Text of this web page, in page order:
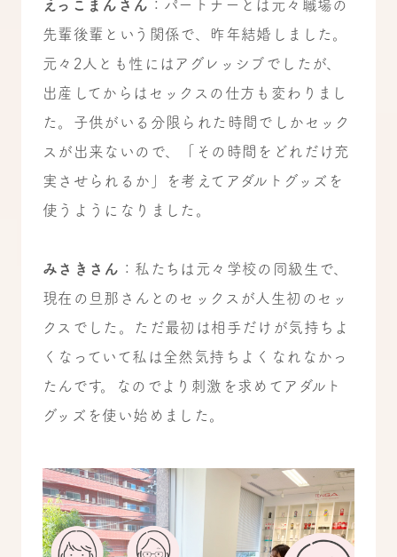
えっこまんさん ：パートナーとは元々職場の
先輩後輩という関係で、昨年結婚しました。
元々2人とも性にはアグレッシブでしたが、
出産してからはセックスの仕方も変わりまし
た。子供がいる分限られた時間でしかセック
スが出来ないので、「その時間をどれだけ充
実させられるか」を考えてアダルトグッズを
使うようになりました。
みさきさん ：私たち は元々学校の同級生で、
現在の旦那さんとのセックスが人生初のセッ
クスでした。ただ最初は相手だけが気持ちよ
くなっていて私は全然気持ちよくなれなかっ
たんです。なのでより刺激を求めてアダルト
グッズを使い始めました。